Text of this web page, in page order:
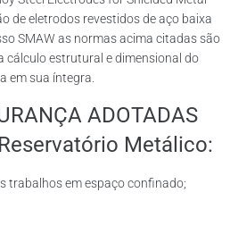
de eletrodos revestidos de aço baixa
SMAW as normas acima citadas são
cálculo estrutural e dimensional do
em sua íntegra.
ADOTADAS
Metálico:
trabalhos em espaço confinado;